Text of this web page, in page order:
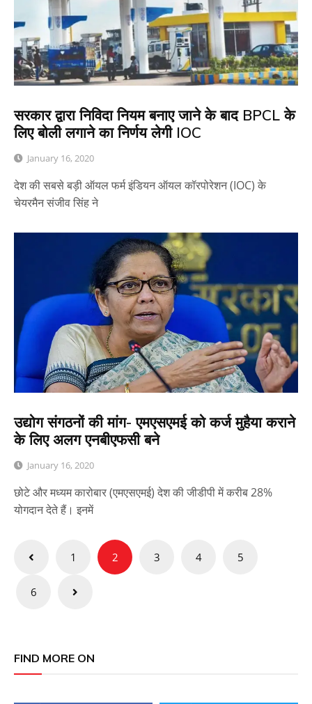
सरकार द्वारा निविदा नियम बनाए जाने के बाद BPCL के
लिए बोली लगाने का निर्णय लेगी IOC
January 16, 2020
देश की सबसे बड़ी ऑयल फर्म इंडियन ऑयल कॉरपोरेशन (IOC) के
चेयरमैन संजीव सिंह ने
उद्योग संगठनों की मांग- एमएसएमई को कर्ज मुहैया कराने
के लिए अलग एनबीएफसी बने
January 16, 2020
छोटे और मध्यम कारोबार (एमएसएमई) देश की जीडीपी में करीब 28%
योगदान देते हैं। इनमें
Posts
pagination
1 2 3 4 5
6
FIND MORE ON